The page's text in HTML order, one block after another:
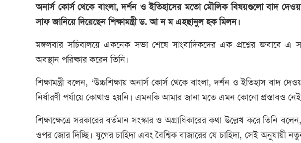
অনার্স কোর্স থেকে বাংলা, দর্শন ও ইতিহাসের মতো মৌলিক বিষয়গুলো বাদ
সাফ জানিয়ে দিয়েছেন শিক্ষামন্ত্রী ড. আ ন ম এহছানুল হক মিলন।
মঙ্গলবার সচিবালয়ে একনেক সভা শেষে সাংবাদিকদের এক প্রশ্নের জবাবে এ
অবস্থান পরিষ্কার করেন তিনি।
শিক্ষামন্ত্রী বলেন, ‘উচ্চশিক্ষায় অনার্স কোর্স থেকে বাংলা, দর্শন ও ইতিহাস
নির্ধারণী পর্যায়ে কোথাও হয়নি। এমনকি আমার জানা মতে এমন কোনো প্রস্তাবও
শিক্ষাক্ষেত্রে সরকারের বর্তমান সংস্কার ও অগ্রাধিকারের কথা উল্লেখ করে তিনি
ওপর জোর দিচ্ছি। যুগের চাহিদা এবং বৈশ্বিক বাজারের যে চাহিদা, সেই অনুযায়ী